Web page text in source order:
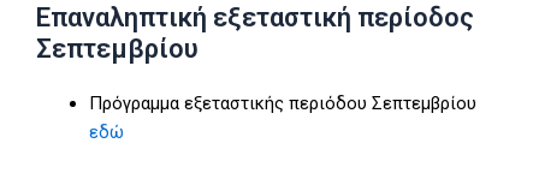
Επαναληπτική εξεταστική περίοδος
Σεπτεμβρίου
Πρόγραμμα εξεταστικής περιόδου Σεπτεμβρίου
εδώ